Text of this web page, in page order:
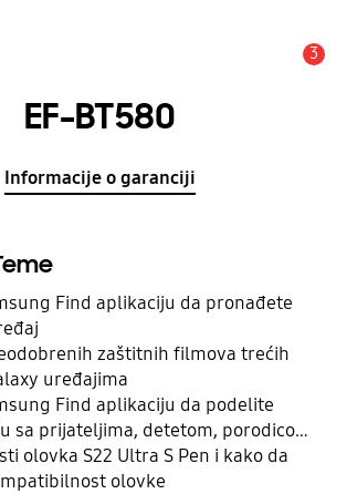
3
EF-BT580
Informacije o garanciji
Find aplikaciju da pronađete
zaštitnih filmova trećih
uređajima
Find aplikaciju da podelite
sa prijateljima, detetom, porodicom
olovka S22 Ultra S Pen i kako da
olovke